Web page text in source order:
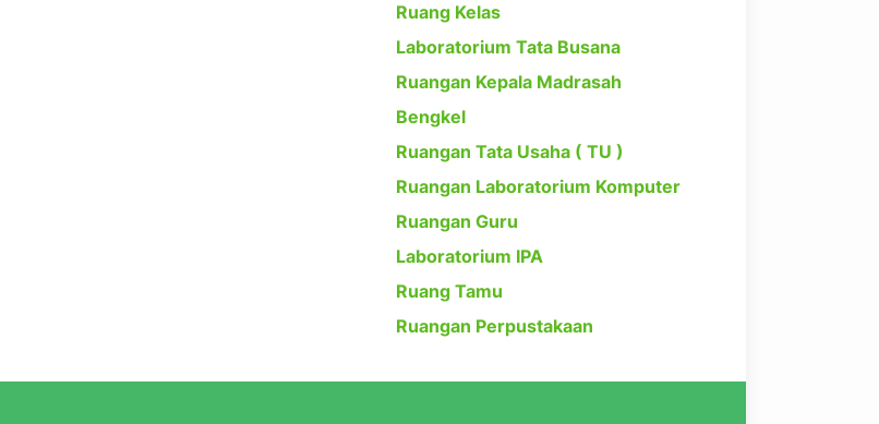
Ruang Kelas
Laboratorium Tata Busana
Ruangan Kepala Madrasah
Bengkel
Ruangan Tata Usaha ( TU )
Ruangan Laboratorium Komputer
Ruangan Guru
Laboratorium IPA
Ruang Tamu
Ruangan Perpustakaan